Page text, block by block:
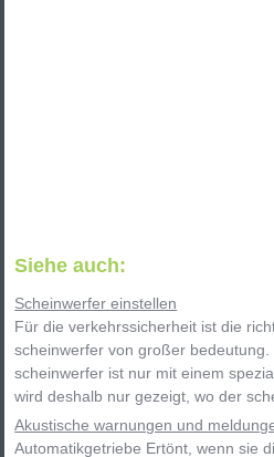
Siehe auch:
Scheinwerfer einstellen
Für die verkehrssicherheit ist die
scheinwerfer von großer
scheinwerfer ist nur mit einem
wird deshalb nur gezeigt, wo der
Akustische warnungen und
Automatikgetriebe Ertönt, wenn sie